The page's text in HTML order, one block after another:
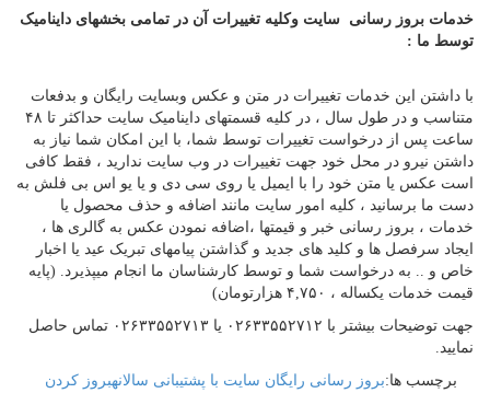
خدمات بروز رسانی سایت وکلیه تغییرات آن در تمامی بخشهای داینامیک
توسط ما :
با داشتن این خدمات تغییرات در متن و عکس وبسایت رایگان و بدفعات
متناسب و در طول سال ، در کلیه قسمتهای داینامیک سایت حداکثر تا ۴۸
ساعت پس از درخواست تغییرات توسط شما، با این امکان شما نیاز به
داشتن نیرو در محل خود جهت تغییرات در وب سایت ندارید ، فقط کافی
است عکس یا متن خود را با ایمیل یا روی سی دی و یا یو اس بی فلش به
دست ما برسانید ، کلیه امور سایت مانند اضافه و حذف محصول یا
خدمات ، بروز رسانی خبر و قیمتها ،اضافه نمودن عکس به گالری ها ،
ایجاد سرفصل ها و کلید های جدید و گذاشتن پیامهای تبریک عید یا اخبار
خاص و .. به درخواست شما و توسط کارشناسان ما انجام میپذیرد. (پایه
قیمت خدمات یکساله ، ۴,۷۵۰ هزارتومان)
جهت توضیحات بیشتر با ۰۲۶۳۳۵۵۲۷۱۲ یا ۰۲۶۳۳۵۵۲۷۱۳ تماس حاصل
نمایید.
برچسب ها:بروز رسانی رایگان سایت با پشتیبانی سالانهبروز کردن